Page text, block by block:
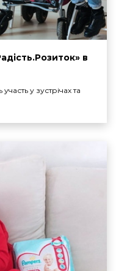
в
у зустрічах та